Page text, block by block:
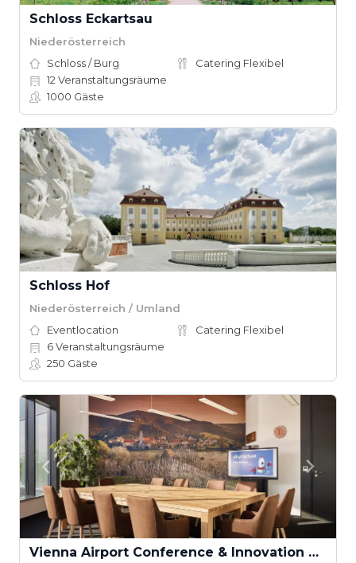
Schloss Eckartsau
Niederösterreich
Schloss / Burg
Catering Flexibel
12 Veranstaltungsräume
1000 Gäste
Schloss Hof
Niederösterreich / Umland
Eventlocation
Catering Flexibel
6Veranstaltungsräume
250 Gäste
Vienna Airport Conference & Innovation Center